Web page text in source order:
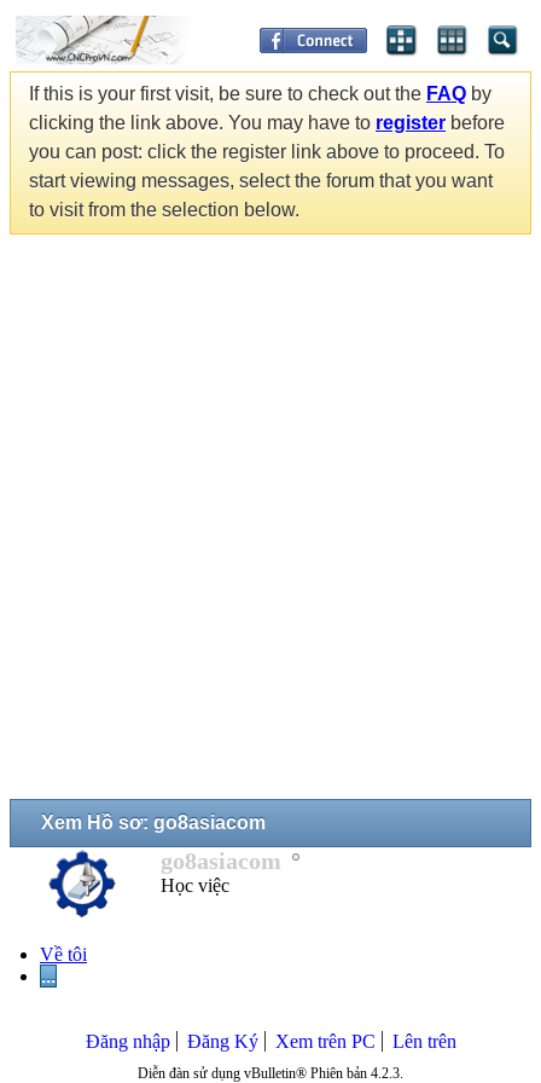
If this is your first visit, be sure to check out the FAQ by
clicking the link above. You may have to register before
you can post: click the register link above to proceed. To
start viewing messages, select the forum that you want
to visit from the selection below.
Xem Hồ sơ: go8asiacom
go8asiacom
Học việc
Về tôi
...
Đăng nhập Đăng Ký Xem trên PC Lên trên
Diễn đàn sử dụng vBulletin® Phiên bản 4.2.3.